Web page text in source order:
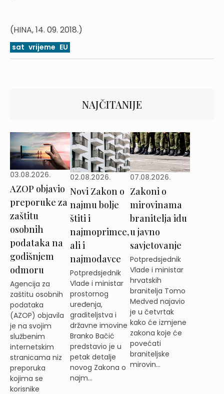
(HINA, 14. 09. 2018.)
sat vrijeme EU
NAJČITANIJE
03.08.2026.
AZOP objavio
preporuke za
zaštitu
osobnih
podataka na
godišnjem
odmoru
Agencija za
zaštitu osobnih
podataka
(AZOP) objavila
je na svojim
službenim
internetskim
stranicama niz
preporuka
kojima se
korisnike
02.08.2026.
Novi Zakon o
najmu bolje
štiti i
najmoprimce,
ali i
najmodavce
Potpredsjednik
Vlade i ministar
prostornog
uređenja,
graditeljstva i
državne imovine
Branko Bačić
predstavio je u
petak detalje
novog Zakona o
najm...
07.08.2026.
Zakoni o
mirovinama
branitelja idu
u javno
savjetovanje
Potpredsjednik
Vlade i ministar
hrvatskih
branitelja Tomo
Medved najavio
je u četvrtak
kako će izmjene
zakona koje će
povećati
braniteljske
mirovin...